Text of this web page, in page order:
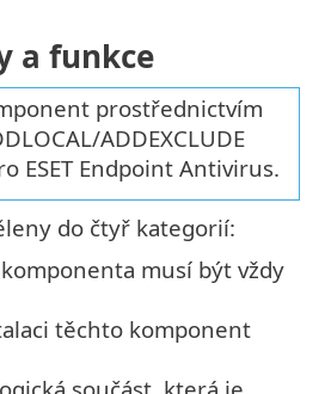
a funkce
prostřednictvím
ADDEXCLUDE
ESET Endpoint Antivirus.
do čtyř kategorií:
musí být vždy
těchto komponent